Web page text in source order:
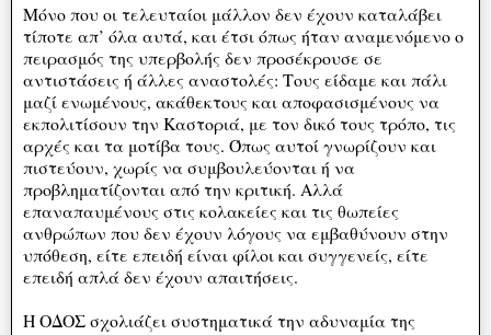
Μόνο που οι τελευταίοι μάλλον δεν έχουν καταλάβει
τίποτε απ’ όλα αυτά, και έτσι όπως ήταν αναμενόμενο ο
πειρασμός της υπερβολής δεν προσέκρουσε σε
αντιστάσεις ή άλλες αναστολές: Τους είδαμε και πάλι
μαζί ενωμένους, ακάθεκτους και αποφασισμένους να
εκπολιτίσουν την Καστοριά, με τον δικό τους τρόπο, τις
αρχές και τα μοτίβα τους. Όπως αυτοί γνωρίζουν και
πιστεύουν, χωρίς να συμβουλεύονται ή να
προβληματίζονται από την κριτική. Αλλά
επαναπαυμένους στις κολακείες και τις θωπείες
ανθρώπων που δεν έχουν λόγους να εμβαθύνουν στην
υπόθεση, είτε επειδή είναι φίλοι και συγγενείς, είτε
επειδή απλά δεν έχουν απαιτήσεις.
Η ΟΔΟΣ σχολιάζει συστηματικά την αδυναμία της